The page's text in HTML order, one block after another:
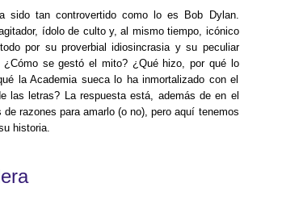
sido tan controvertido como lo es Bob Dylan.
ídolo de culto y, al mismo tiempo, icónico
por su proverbial idiosincrasia y su peculiar
se gestó el mito? ¿Qué hizo, por qué lo
la Academia sueca lo ha inmortalizado con el
las letras? La respuesta está, además de en el
razones para amarlo (o no), pero aquí tenemos
historia.